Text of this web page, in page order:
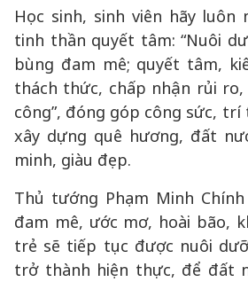
Học sinh, sinh viên hãy luôn
tinh thần quyết tâm: “Nuôi
bùng đam mê; quyết tâm,
thách thức, chấp nhận rủi
công”, đóng góp công sức, trí
xây dựng quê hương, đất
minh, giàu đẹp.
Thủ tướng Phạm Minh
đam mê, ước mơ, hoài bão,
trẻ sẽ tiếp tục được nuôi
trở thành hiện thực, để đất